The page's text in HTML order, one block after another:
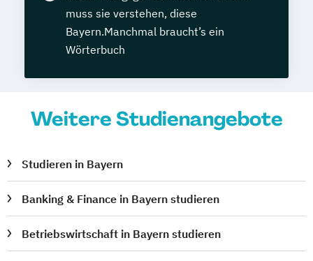
Übersetzen von allgemeinsprachlichen
Texten Englisch-Deutsch
muss sie verstehen, diese
Bayern.Manchmal braucht’s ein
Wörterbuch
Weitere Studienangebote
Studieren in Bayern
Banking & Finance in Bayern studieren
Betriebswirtschaft in Bayern studieren